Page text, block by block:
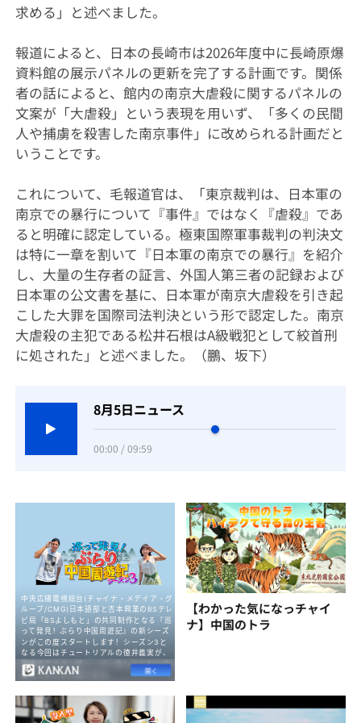
求める」と述べました。
報道によると、日本の長崎市は2026年度中に長崎原爆
資料館の展示パネルの更新を完了する計画です。関係
者の話によると、館内の南京大虐殺に関するパネルの
文案が「大虐殺」という表現を用いず、「多くの民間
人や捕虜を殺害した南京事件」に改められる計画だと
いうことです。
これについて、毛報道官は、「東京裁判は、日本軍の
南京での暴行について『事件』ではなく『虐殺』であ
ると明確に認定している。極東国際軍事裁判の判決文
は特に一章を割いて『日本軍の南京での暴行』を紹介
し、大量の生存者の証言、外国人第三者の記録および
日本軍の公文書を基に、日本軍が南京大虐殺を引き起
こした大罪を国際司法判決という形で認定した。南京
大虐殺の主犯である松井石根はA級戦犯として絞首刑
に処された」と述べました。（鵬、坂下）
8月5日ニュース
00:00 / 09:59
【わかった気になっチャイ
ナ】中国のトラ